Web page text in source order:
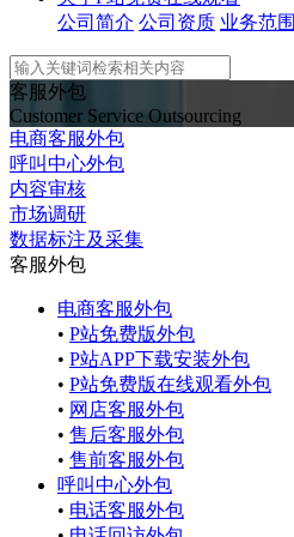
公司简介 公司资质 业务范围
客服外包
Customer Service Outsourcing
电商客服外包
呼叫中心外包
内容审核
市场调研
数据标注及采集
客服外包
电商客服外包
• P站免费版外包
• P站APP下载安装外包
• P站免费版在线观看外包
• 网店客服外包
• 售后客服外包
• 售前客服外包
呼叫中心外包
• 电话客服外包